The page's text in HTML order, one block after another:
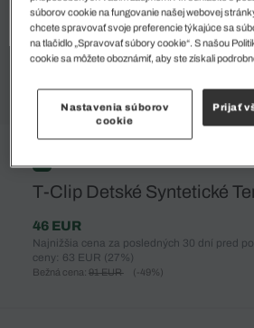
%
T-Clip Detské Syntetické
46 EUR
Najnižšia cena za posledných 30 dní pred
ceny: 63 EUR (27%)
Bežná cena: 91 EUR (-49%)
súborov cookie na fungovanie našej webovej
chcete spravovať svoje preferencie týkajúce sa
na tlačidlo „Spravovať súbory cookie“. S našou
cookie sa môžete oboznámiť, aby ste získali
Nastavenia súborov
cookie
Prijať